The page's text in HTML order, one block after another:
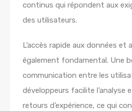
continus qui répondent aux
des utilisateurs.
L’accès rapide aux données
également fondamental. Une
communication entre les
développeurs facilite l’analyse
retours d’expérience, ce qui